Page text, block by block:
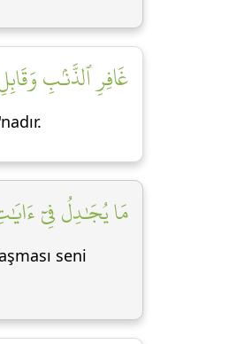
غَافِرِ ٱلذَّنۢبِ
مَا يُجَٰدِلُ فِيٓ
seni